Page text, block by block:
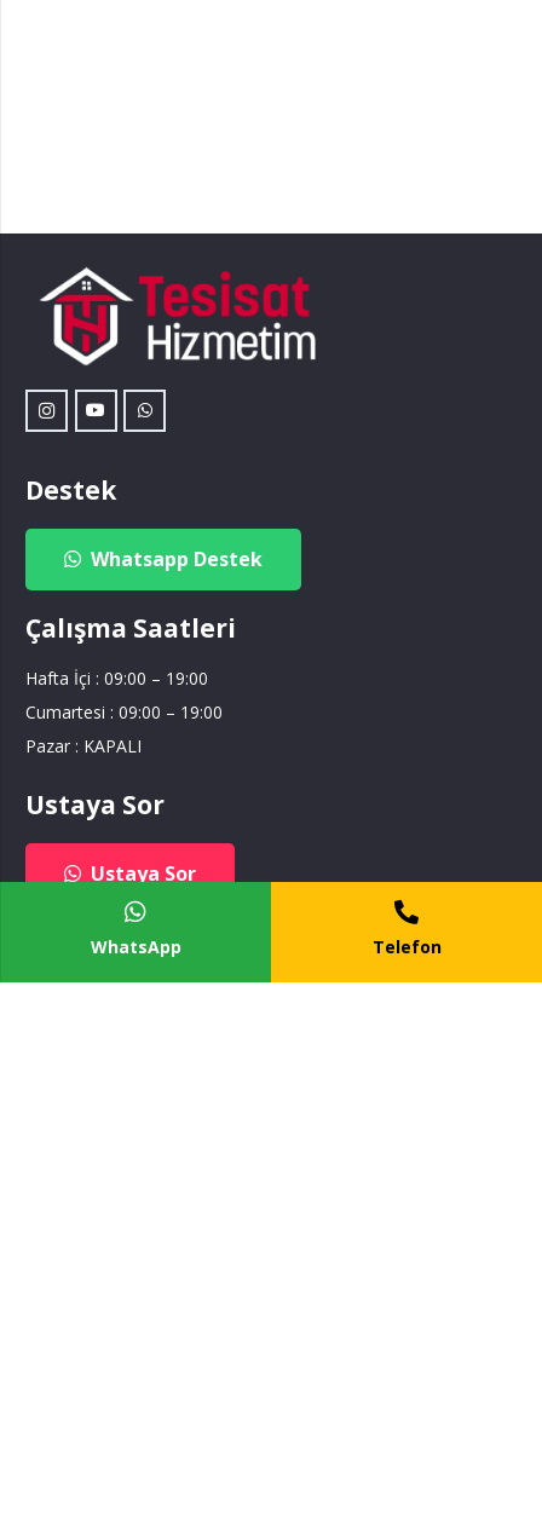
Destek
Whatsapp Destek
Çalışma Saatleri
Hafta İçi : 09:00 – 19:00
Cumartesi : 09:00 – 19:00
Pazar : KAPALI
Ustaya Sor
Ustaya Sor
Tesisat Hizmetim
Hizmet Bölgelerimiz
WhatsApp Telefon